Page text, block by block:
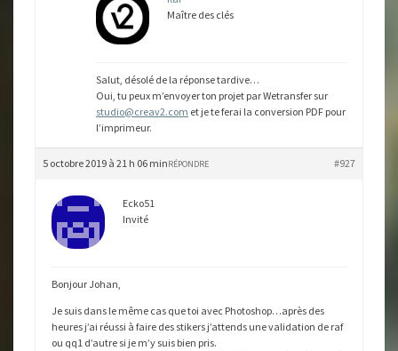
Maître des clés
Salut, désolé de la réponse tardive…
Oui, tu peux m’envoyer ton projet par Wetransfer sur
studio@creav2.com et je te ferai la conversion PDF pour
l’imprimeur.
5 octobre 2019 à 21 h 06 min #927
RÉPONDRE
Ecko51
Invité
Bonjour Johan,
Je suis dans le même cas que toi avec Photoshop…après des
heures j’ai réussi à faire des stikers j’attends une validation de raf
ou qq1 d’autre si je m’y suis bien pris.